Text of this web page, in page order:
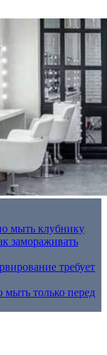
мыть клубнику
замораживать
требует
только перед